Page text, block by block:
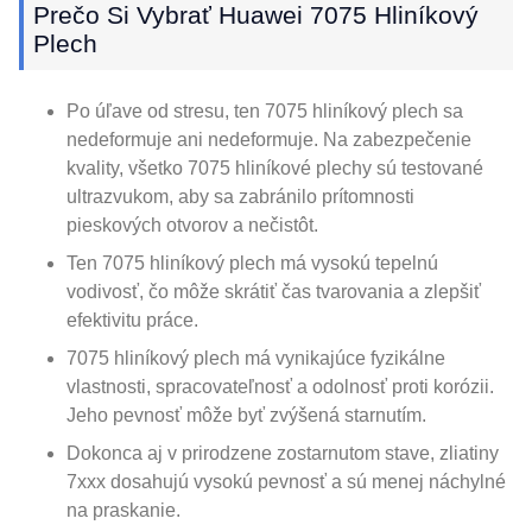
Prečo Si Vybrať Huawei 7075 Hliníkový
Plech
Po úľave od stresu, ten 7075 hliníkový plech sa
nedeformuje ani nedeformuje. Na zabezpečenie
kvality, všetko 7075 hliníkové plechy sú testované
ultrazvukom, aby sa zabránilo prítomnosti
pieskových otvorov a nečistôt.
Ten 7075 hliníkový plech má vysokú tepelnú
vodivosť, čo môže skrátiť čas tvarovania a zlepšiť
efektivitu práce.
7075 hliníkový plech má vynikajúce fyzikálne
vlastnosti, spracovateľnosť a odolnosť proti korózii.
Jeho pevnosť môže byť zvýšená starnutím.
Dokonca aj v prirodzene zostarnutom stave, zliatiny
7xxx dosahujú vysokú pevnosť a sú menej náchylné
na praskanie.